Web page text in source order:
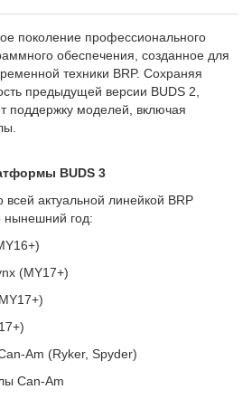
поколение профессионального
обеспечения, созданное для
техники BRP. Сохраняя
предыдущей версии BUDS 2,
поддержку моделей, включая
BUDS 3
актуальной линейкой BRP
нынешний год:
(MY17+)
Am (Ryker, Spyder)
Can-Am